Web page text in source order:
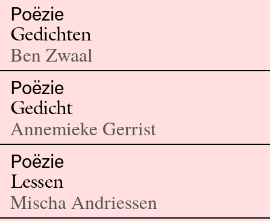
Poëzie
Gedichten
Ben Zwaal
Poëzie
Gedicht
Annemieke Gerrist
Poëzie
Lessen
Mischa Andriessen